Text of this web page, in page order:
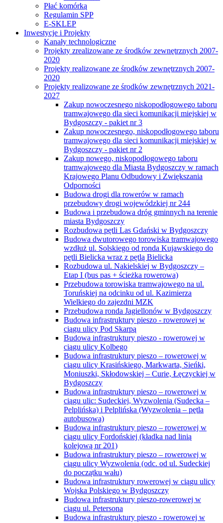
Płać komórką
Regulamin SPP
E-SKLEP
Inwestycje i Projekty
Kanały technologiczne
Projekty zrealizowane ze środków zewnętrznych 2007-
2020
Projekty realizowane ze środków zewnętrznych 2007-
2020
Projekty realizowane ze środków zewnętrznych 2021-
2027
Zakup nowoczesnego niskopodłogowego taboru
tramwajowego dla sieci komunikacji miejskiej w
Bydgoszczy - pakiet nr 3
Zakup nowoczesnego, niskopodłogowego taboru
tramwajowego dla sieci komunikacji miejskiej w
Bydgoszczy - pakiet nr 2
Zakup nowego, niskopodłogowego taboru
tramwajowego dla Miasta Bydgoszczy w ramach
Krajowego Planu Odbudowy i Zwiększania
Odporności
Budowa drogi dla rowerów w ramach
przebudowy drogi wojewódzkiej nr 244
Budowa i przebudowa dróg gminnych na terenie
miasta Bydgoszczy
Rozbudowa pętli Las Gdański w Bydgoszczy
Budowa dwutorowego torowiska tramwajowego
wzdłuż ul. Solskiego od ronda Kujawskiego do
pętli Bielicka wraz z pętlą Bielicka
Rozbudowa ul. Nakielskiej w Bydgoszczy –
Etap I (bus pas + ścieżka rowerowa)
Przebudowa torowiska tramwajowego na ul.
Toruńskiej na odcinku od ul. Kazimierza
Wielkiego do zajezdni MZK
Przebudowa ronda Jagiellonów w Bydgoszczy
Budowa infrastruktury pieszo - rowerowej w
ciągu ulicy Pod Skarpą
Budowa infrastruktury pieszo - rowerowej w
ciągu ulicy Kolbego
Budowa infrastruktury pieszo – rowerowej w
ciągu ulicy Krasińskiego, Markwarta, Sieńki,
Moniuszki, Skłodowskiej – Curie, Łęczyckiej w
Bydgoszczy
Budowa infrastruktury pieszo – rowerowej w
ciągu ulic: Sudeckiej, Wyzwolenia (Sudecka –
Pelplińska) i Pelplińska (Wyzwolenia – pętla
autobusowa)
Budowa infrastruktury pieszo – rowerowej w
ciągu ulicy Fordońskiej (kładka nad linią
kolejową nr 201)
Budowa infrastruktury pieszo – rowerowej w
ciągu ulicy Wyzwolenia (odc. od ul. Sudeckiej
do początku wału)
Budowa infrastruktury rowerowej w ciągu ulicy
Wojska Polskiego w Bydgoszczy
Budowa infrastruktury pieszo-rowerowej w
ciągu ul. Petersona
Budowa infrastruktury pieszo - rowerowej w